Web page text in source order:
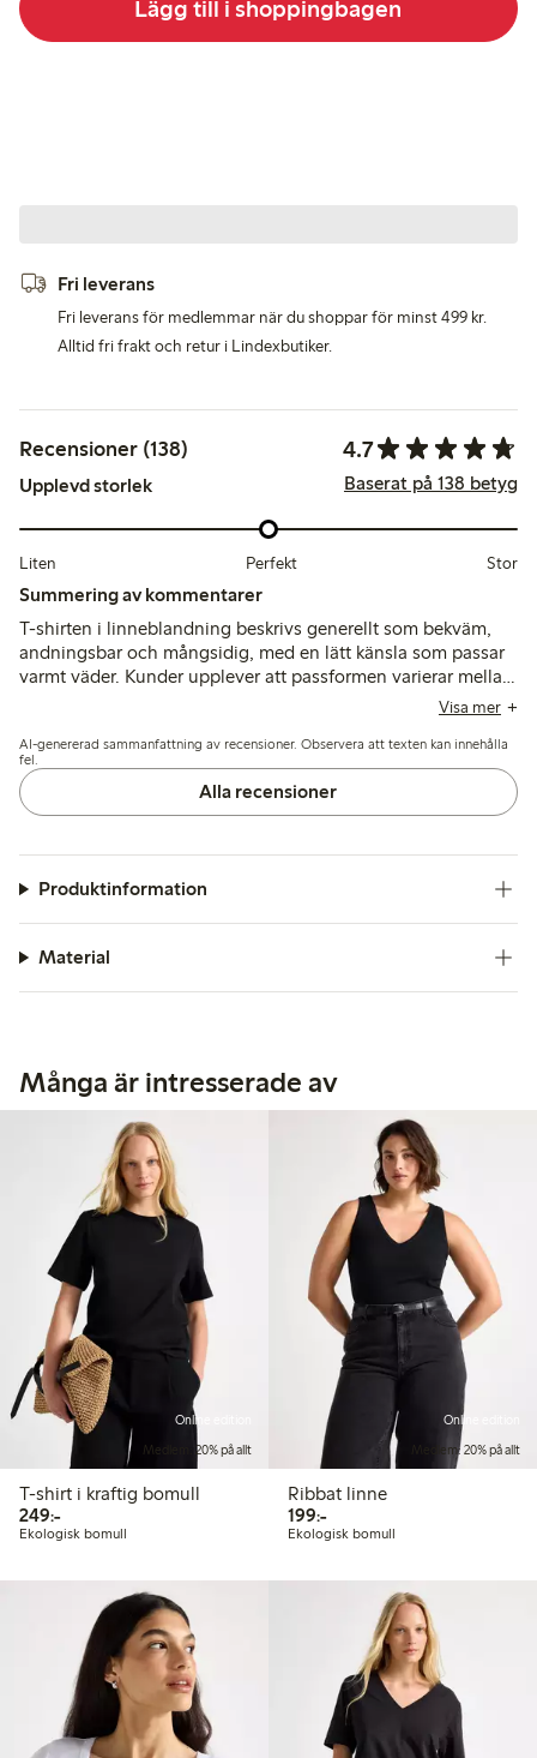
Lägg till i shoppingbagen
Fri leverans
Fri leverans för medlemmar när du shoppar för minst 499 kr.
Alltid fri frakt och retur i Lindexbutiker.
Recensioner (138) 4.7
Upplevd storlek Baserat på 138 betyg
Liten Perfekt Stor
Summering av kommentarer
T-shirten i linneblandning beskrivs generellt som bekväm,
andningsbar och mångsidig, med en lätt känsla som passar
varmt väder. Kunder upplever att passformen varierar mellan
färger, rekommenderar att prova storlekar innan köp, och
Visa mer
AI-genererad sammanfattning av recensioner. Observera att texten kan innehålla
fel.
Alla recensioner
Produktinformation
Material
Många är intresserade av
Online edition
Medlem: 20% på allt
T-shirt i kraftig bomull
249:-249,00 kr
Ekologisk bomull
Online edition
Medlem: 20% på allt
Ribbat linne
199:-199,00 kr
Ekologisk bomull